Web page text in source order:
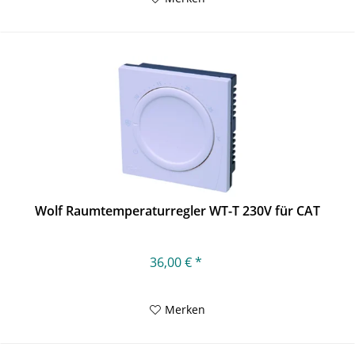
Wolf Raumtemperaturregler WT-T 230V für CAT
36,00 € *
Merken